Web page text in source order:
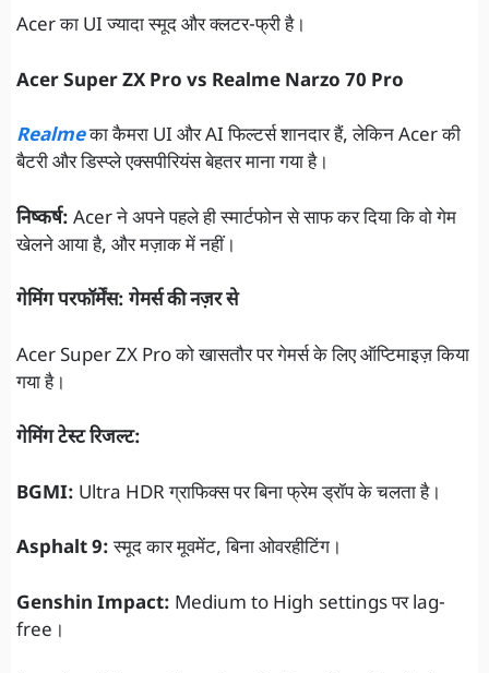
Acer का UI ज्यादा स्मूद और क्लटर-फ्री है।
Acer Super ZX Pro vs Realme Narzo 70 Pro
Realmeका कैमरा UI और AI फिल्टर्स शानदार हैं, लेकिन Acer की
बैटरी और डिस्प्ले एक्सपीरियंस बेहतर माना गया है।
निष्कर्ष: Acer ने अपने पहले ही स्मार्टफोन से साफ कर दिया कि वो गेम
खेलने आया है, और मज़ाक में नहीं।
गेमिंग परफॉर्मेंस: गेमर्स की नज़र से
Acer Super ZX Pro को खासतौर पर गेमर्स के लिए ऑप्टिमाइज़ किया
गया है।
गेमिंग टेस्ट रिजल्ट:
BGMI: Ultra HDR ग्राफिक्स पर बिना फ्रेम ड्रॉप के चलता है।
Asphalt 9:स्मूद कार मूवमेंट, बिना ओवरहीटिंग।
Genshin Impact: Medium to High settings पर lag-
free।